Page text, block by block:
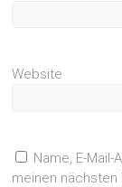
Website
Name, E-
meinen nächsten